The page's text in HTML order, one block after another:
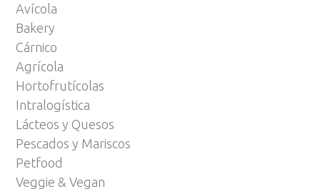
Avícola
Bakery
Cárnico
Agrícola
Hortofrutícolas
Intralogística
Lácteos y Quesos
Pescados y Mariscos
Petfood
Veggie & Vegan